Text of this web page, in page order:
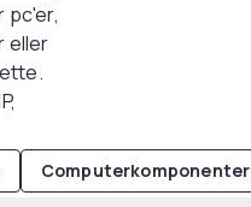
pc'er,
eller
Computerkomponenter